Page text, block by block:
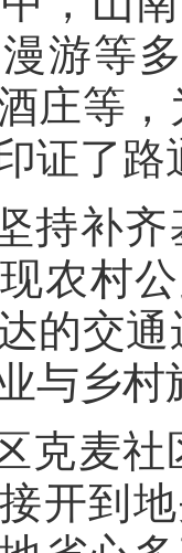
游等
庄等
证了
持补
农村
的交
与乡村
克麦社
开到